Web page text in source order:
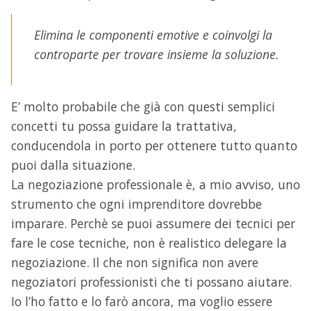
Elimina le componenti emotive e coinvolgi la
controparte per trovare insieme la soluzione.
E’ molto probabile che già con questi semplici
concetti tu possa guidare la trattativa,
conducendola in porto per ottenere tutto quanto
puoi dalla situazione.
La negoziazione professionale è, a mio avviso, uno
strumento che ogni imprenditore dovrebbe
imparare. Perchè se puoi assumere dei tecnici per
fare le cose tecniche, non è realistico delegare la
negoziazione. Il che non significa non avere
negoziatori professionisti che ti possano aiutare.
Io l’ho fatto e lo farò ancora, ma voglio essere